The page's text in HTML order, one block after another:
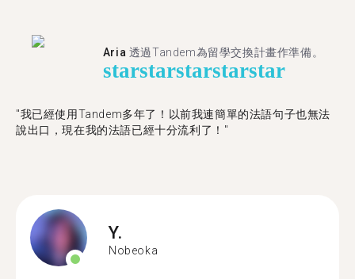
Aria 透過Tandem為留學交換計畫作準備。
starstarstarstarstar
"我已經使用Tandem多年了！以前我連簡單的法語句子也無法
說出口，現在我的法語已經十分流利了！"
Y.
Nobeoka